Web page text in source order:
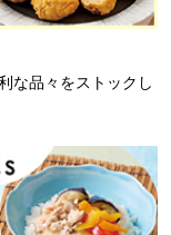
な品々をストックし